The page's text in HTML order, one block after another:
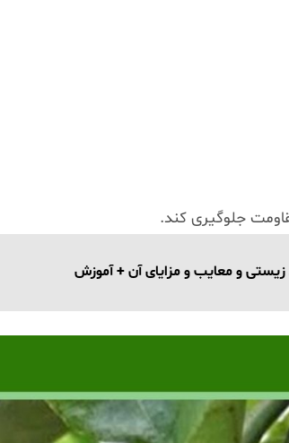
جلوگیری کند.
و معایب و مزایای آن + آموزش